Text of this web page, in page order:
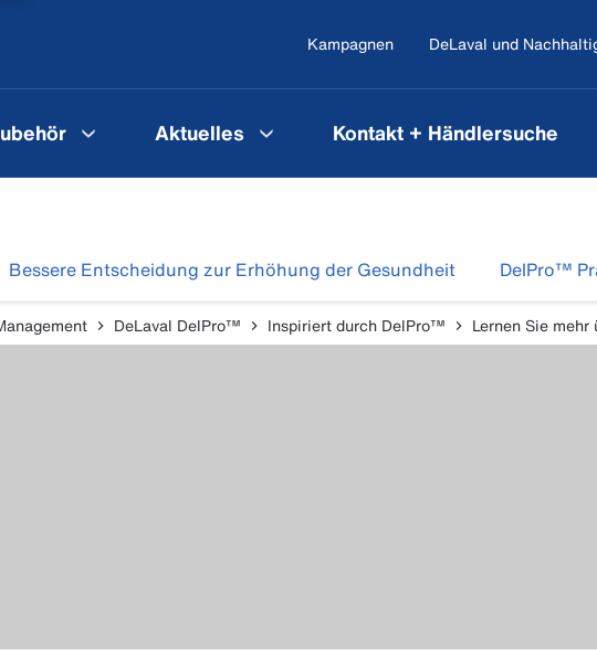
Kampagnen DeLaval und
Aktuelles Kontakt + Händlersuche
Bessere Entscheidung zur Erhöhung der Gesundheit DelPro™
DeLaval DelPro™ Inspiriert durch DelPro™ Lernen Sie